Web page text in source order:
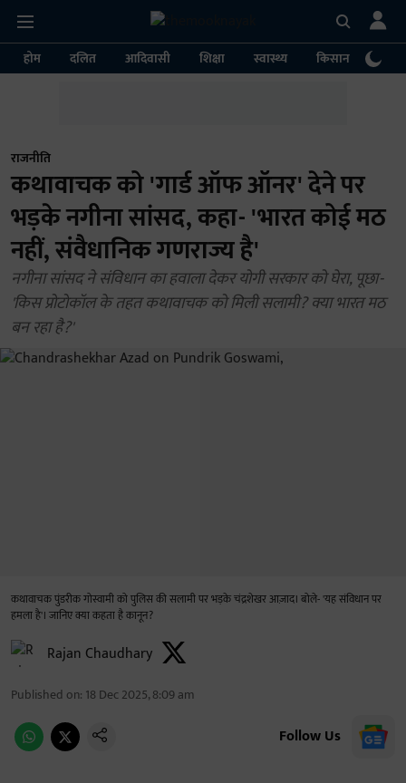
होम दलित आदिवासी शिक्षा स्वास्थ्य किसान
राजनीति
कथावाचक को 'गार्ड ऑफ ऑनर' देने पर
भड़के नगीना सांसद, कहा- 'भारत कोई मठ
नहीं, संवैधानिक गणराज्य है'
नगीना सांसद ने संविधान का हवाला देकर योगी सरकार को घेरा, पूछा-
'किस प्रोटोकॉल के तहत कथावाचक को मिली सलामी? क्या भारत मठ
बन रहा है?'
कथावाचक पुंडरीक गोस्वामी को पुलिस की सलामी पर भड़के चंद्रशेखर आज़ाद। बोले- 'यह संविधान पर
हमला है'। जानिए क्या कहता है कानून?
Rajan Chaudhary
Published on: 18 Dec 2025, 8:09 am
Follow Us